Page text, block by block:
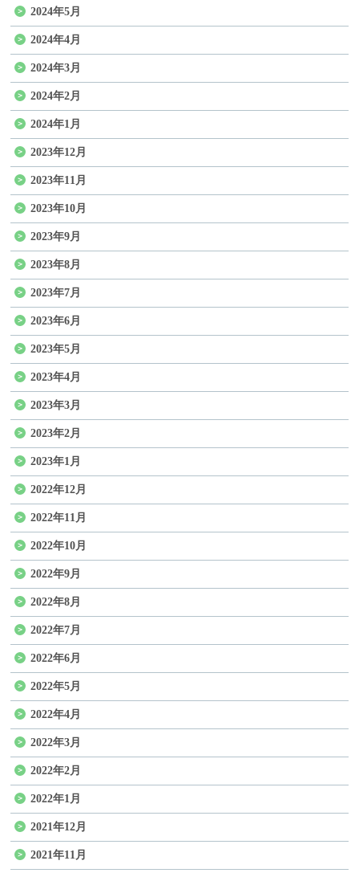
2024年5月
2024年4月
2024年3月
2024年2月
2024年1月
2023年12月
2023年11月
2023年10月
2023年9月
2023年8月
2023年7月
2023年6月
2023年5月
2023年4月
2023年3月
2023年2月
2023年1月
2022年12月
2022年11月
2022年10月
2022年9月
2022年8月
2022年7月
2022年6月
2022年5月
2022年4月
2022年3月
2022年2月
2022年1月
2021年12月
2021年11月